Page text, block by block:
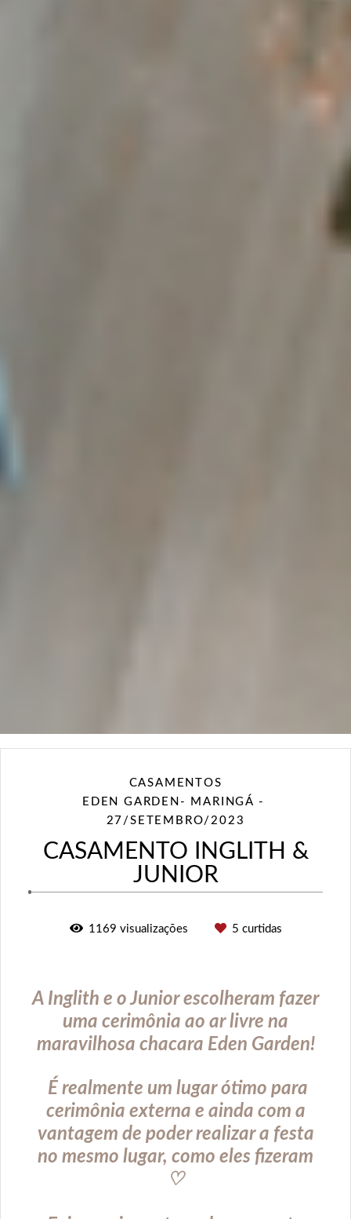
CASAMENTOS
EDEN GARDEN- MARINGÁ
27/SETEMBRO/2023
CASAMENTO INGLITH &
JUNIOR
1169 visualizações 5 curtidas
A Inglith e o Junior escolheram fazer
uma cerimônia ao ar livre na
maravilhosa chacara Eden Garden!
É realmente um lugar ótimo para
cerimônia externa e ainda com a
vantagem de poder realizar a festa
no mesmo lugar, como eles fizeram
♡